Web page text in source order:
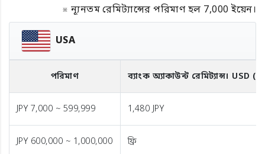
※ ন্যূনতম রেমিট্যান্সের পরিমাণ হল 7,000 ইয়েন।
USA
পরিমাণ ব্যাংক অ্যাকাউন্ট রেমিট্যান্স। USD
JPY 7,000 ~ 599,999 1,480 JPY
JPY 600,000 ~ 1,000,000 ফ্রি